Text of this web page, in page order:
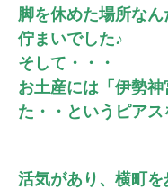
脚を休めた場所なん
佇まいでした♪
そして・・・
お土産には「伊勢
た・・というピアス
活気があり、横町を